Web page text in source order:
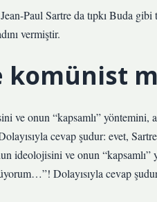
Paul Sartre da tıpkı Buda
vermiştir.
komünist
ve onun “kapsamlı” yöntemini,
cevap şudur: evet,
ideolojisini ve onun
Dolayısıyla cevap